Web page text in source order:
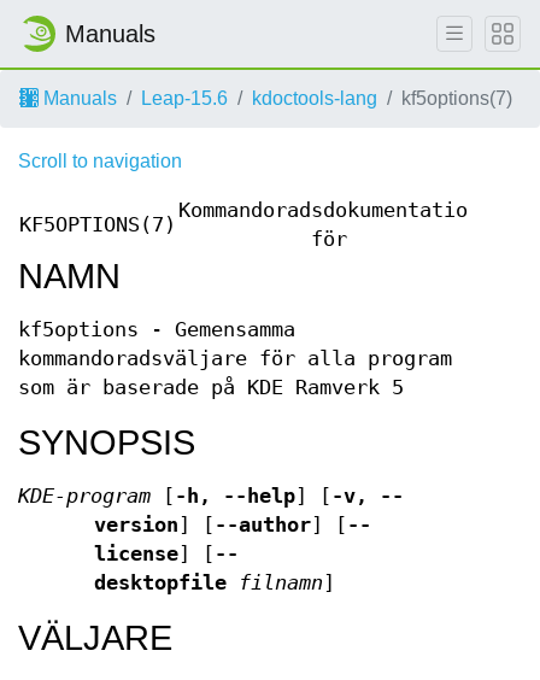
Manuals
Manuals Leap-15.6 kdoctools-lang kf5options(7)
Scroll to navigation
KF5OPTIONS(7)
Kommandoradsdokumentation
för
NAMN
kf5options - Gemensamma
kommandoradsväljare för alla program
som är baserade på KDE Ramverk 5
SYNOPSIS
KDE-program [ -h, --help] [ -v, --
version] [ --author] [ --
license] [ --
desktopfile
filnamn]
VÄLJARE